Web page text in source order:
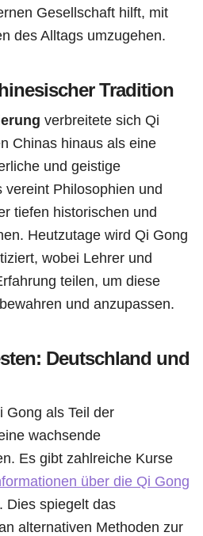
Gesellschaft hilft, mit
des Alltags umzugehen.
Tradition
verbreitete sich Qi
Chinas hinaus als eine
und geistige
vereint Philosophien und
tiefen historischen und
Heutzutage wird Qi Gong
wobei Lehrer und
teilen, um diese
und anzupassen.
Deutschland und
Gong als Teil der
wachsende
Es gibt zahlreiche Kurse
über die Qi Gong
Dies spiegelt das
alternativen Methoden zur